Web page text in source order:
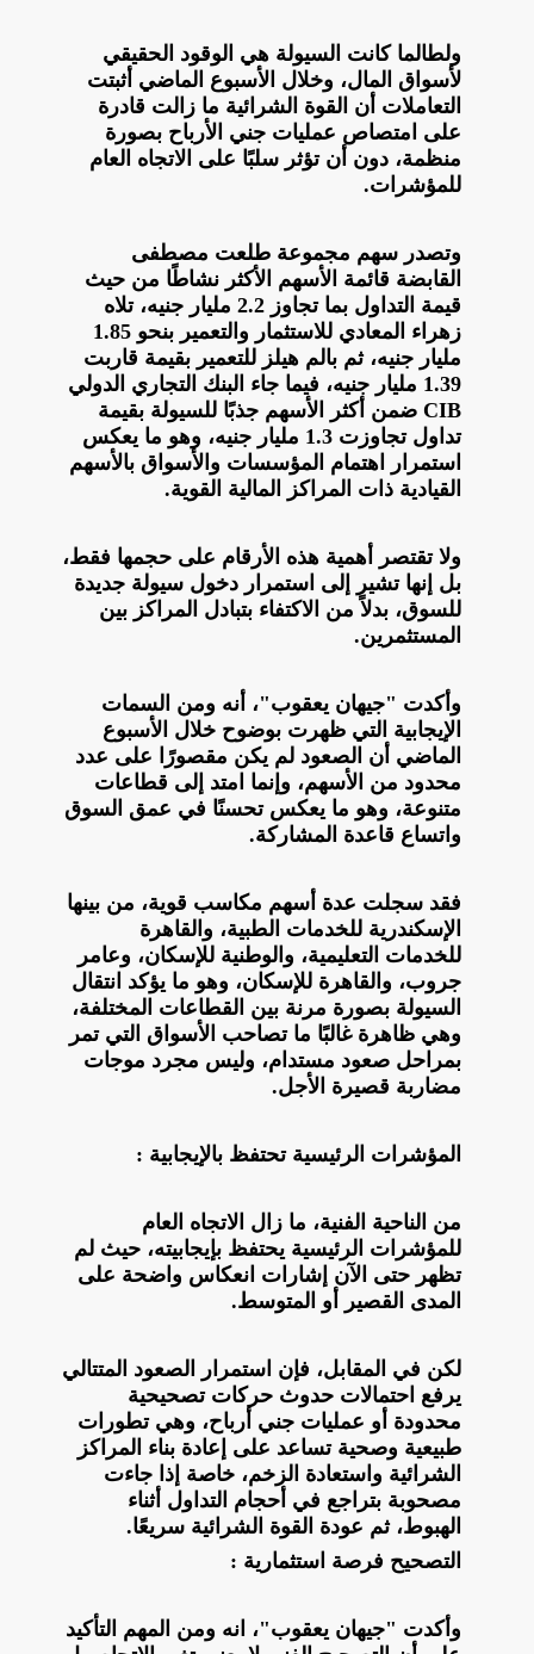
ولطالما كانت السيولة هي الوقود الحقيقي
لأسواق المال، وخلال الأسبوع الماضي أثبتت
التعاملات أن القوة الشرائية ما زالت قادرة
على امتصاص عمليات جني الأرباح بصورة
منظمة، دون أن تؤثر سلبًا على الاتجاه العام
للمؤشرات.
وتصدر سهم مجموعة طلعت مصطفى
القابضة قائمة الأسهم الأكثر نشاطًا من حيث
قيمة التداول بما تجاوز 2.2 مليار جنيه، تلاه
زهراء المعادي للاستثمار والتعمير بنحو 1.85
مليار جنيه، ثم بالم هيلز للتعمير بقيمة قاربت
1.39 مليار جنيه، فيما جاء البنك التجاري الدولي
CIB ضمن أكثر الأسهم جذبًا للسيولة بقيمة
تداول تجاوزت 1.3 مليار جنيه، وهو ما يعكس
استمرار اهتمام المؤسسات والأسواق بالأسهم
القيادية ذات المراكز المالية القوية.
ولا تقتصر أهمية هذه الأرقام على حجمها فقط،
بل إنها تشير إلى استمرار دخول سيولة جديدة
للسوق، بدلاً من الاكتفاء بتبادل المراكز بين
المستثمرين.
وأكدت "جيهان يعقوب"، أنه ومن السمات
الإيجابية التي ظهرت بوضوح خلال الأسبوع
الماضي أن الصعود لم يكن مقصورًا على عدد
محدود من الأسهم، وإنما امتد إلى قطاعات
متنوعة، وهو ما يعكس تحسنًا في عمق السوق
واتساع قاعدة المشاركة.
فقد سجلت عدة أسهم مكاسب قوية، من بينها
الإسكندرية للخدمات الطبية، والقاهرة
للخدمات التعليمية، والوطنية للإسكان، وعامر
جروب، والقاهرة للإسكان، وهو ما يؤكد انتقال
السيولة بصورة مرنة بين القطاعات المختلفة،
وهي ظاهرة غالبًا ما تصاحب الأسواق التي تمر
بمراحل صعود مستدام، وليس مجرد موجات
مضاربة قصيرة الأجل.
المؤشرات الرئيسية تحتفظ بالإيجابية :
من الناحية الفنية، ما زال الاتجاه العام
للمؤشرات الرئيسية يحتفظ بإيجابيته، حيث لم
تظهر حتى الآن إشارات انعكاس واضحة على
المدى القصير أو المتوسط.
لكن في المقابل، فإن استمرار الصعود المتتالي
يرفع احتمالات حدوث حركات تصحيحية
محدودة أو عمليات جني أرباح، وهي تطورات
طبيعية وصحية تساعد على إعادة بناء المراكز
الشرائية واستعادة الزخم، خاصة إذا جاءت
مصحوبة بتراجع في أحجام التداول أثناء
الهبوط، ثم عودة القوة الشرائية سريعًا.
التصحيح فرصة استثمارية :
وأكدت "جيهان يعقوب"، انه ومن المهم التأكيد